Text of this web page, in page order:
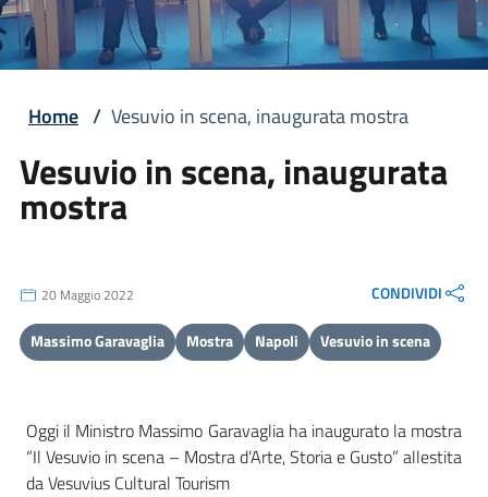
Home / Vesuvio in scena, inaugurata mostra
Vesuvio in scena, inaugurata
mostra
20 Maggio 2022 CONDIVIDI
Massimo Garavaglia Mostra Napoli Vesuvio in scena
Oggi il Ministro Massimo Garavaglia ha inaugurato la mostra
“Il Vesuvio in scena – Mostra d’Arte, Storia e Gusto” allestita
da Vesuvius Cultural Tourism